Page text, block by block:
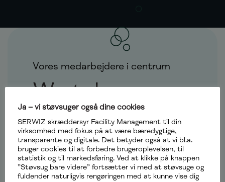
Vores medarbejdere i centrum
We take care
of people, who
take care of
business
Ja – vi støvsuger også dine cookies
SERWIZ skræddersyr Facility Management til din
virksomhed med fokus på at være bæredygtige,
transparente og digitale. Det betyder også at vi bl.a.
bruger cookies til at forbedre brugeroplevelsen, til
statistik og til markedsføring. Ved at klikke på knappen
”Støvsug bare videre” fortsætter vi med at støvsuge og
fuldender naturligvis rengøringen med at kunne vise dig